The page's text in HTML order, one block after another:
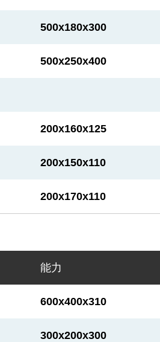
500x180x300
500x250x400
200x160x125
200x150x110
200x170x110
能力
600x400x310
300x200x300